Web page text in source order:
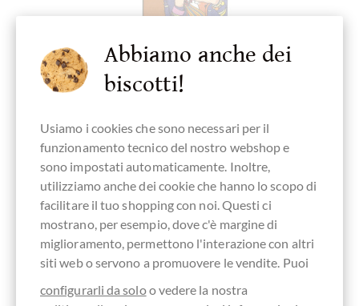
Zotter Schokolade
Labooko Bolivien 90% BIO Schokolade mit
einer Conchierzeit 22 Stunden
dunkle Schokolade Fair Trade - BIO
Contenuto0.07 kg(82,86 € * / 1 kg)
5,80 €*
Abbiamo anche dei
biscotti!
Usiamo i cookies che sono necessari per il
funzionamento tecnico del nostro webshop e
sono impostati automaticamente. Inoltre,
utilizziamo anche dei cookie che hanno lo scopo di
facilitare il tuo shopping con noi. Questi ci
mostrano, per esempio, dove c'è margine di
miglioramento, permettono l'interazione con altri
siti web o servono a promuovere le vendite. Puoi
configurarli da soloo vedere la nostra